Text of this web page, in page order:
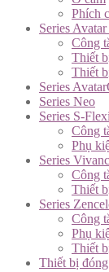
Phích
Series
Công
Thiết
Thiết
Series
Series Neo
Series S-Flexi
Công
Phụ
Series
Công
Thiết
Series
Công
Phụ
Thiết
Thiết bị